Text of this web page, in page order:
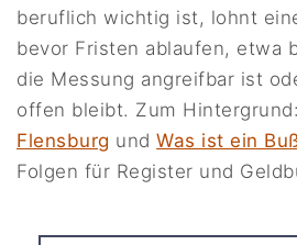
beruflich wichtig ist, lohnt
bevor Fristen ablaufen, etwa
die Messung angreifbar ist
offen bleibt. Zum Hintergrund:
Flensburg undWas ist ein
Folgen für Register und